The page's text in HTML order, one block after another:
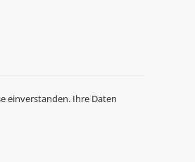
einverstanden. Ihre Daten